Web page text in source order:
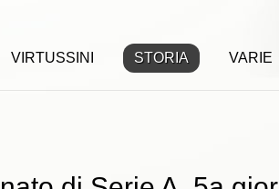
VIRTUSSINI STORIA VARIE